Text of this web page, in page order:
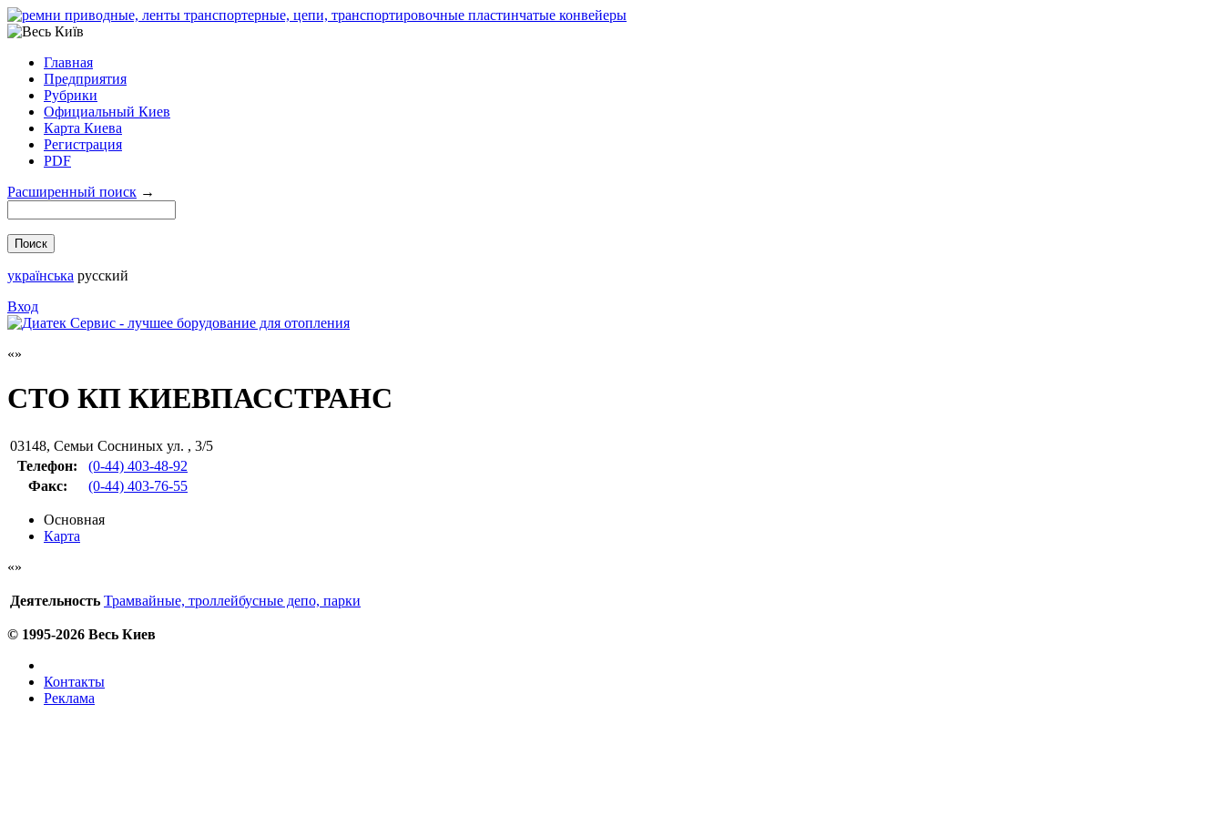
Главная
Предприятия
Рубрики
Официальный Киев
Карта Киева
Регистрация
PDF
Расширенный поиск →
українська русский
Вход
СТО КП КИЕВПАССТРАНС
03148, Семьи Сосниных ул. , 3/5
Телефон:
(0-44) 403-48-92
Факс: (0-44) 403-76-55
Основная
Карта
Деятельность Трамвайные, троллейбусные депо, парки
© 1995-2026 Весь Киев
Контакты
Реклама